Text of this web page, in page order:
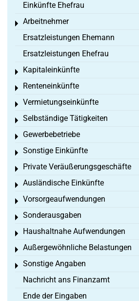
Einkünfte Ehefrau
Arbeitnehmer
Toggle menu
Ersatzleistungen Ehemann
Ersatzleistungen Ehefrau
Kapitaleinkünfte
Toggle menu
Renteneinkünfte
Toggle menu
Vermietungseinkünfte
Toggle menu
Selbständige Tätigkeiten
Toggle menu
Gewerbebetriebe
Toggle menu
Sonstige Einkünfte
Toggle menu
Private Veräußerungsgeschäfte
Toggle menu
Ausländische Einkünfte
Toggle menu
Vorsorgeaufwendungen
Toggle menu
Sonderausgaben
Toggle menu
Haushaltnahe Aufwendungen
Toggle menu
Außergewöhnliche Belastungen
Toggle menu
Sonstige Angaben
Toggle menu
Nachricht ans Finanzamt
Ende der Eingaben